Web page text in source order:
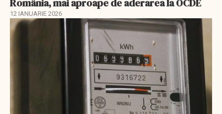
12 IANUARIE 2026
EXCLUSIV